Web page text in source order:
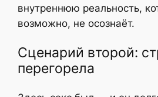
внутреннюю реальность,
возможно, не осознаёт.
Сценарий второй:
перегорела